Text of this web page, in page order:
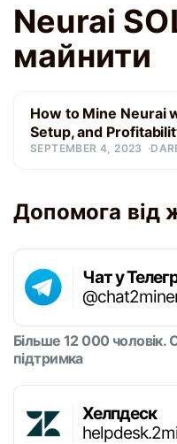
Neurai
майнити
How to Mine Neurai
Setup, and
SEPTEMBER 4, 2023
Допомога від
Чат у
Більше 12 000 чоловік.
підтримка
Хелпдеск